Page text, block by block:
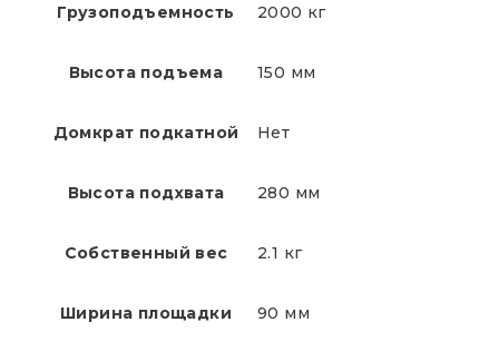
Грузоподъемность 2000 кг
Высота подъема 150 мм
Домкрат подкатной Нет
Высота подхвата 280 мм
Собственный вес 2.1 кг
Ширина площадки 90 мм